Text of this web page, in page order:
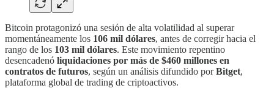
Bitcoin protagonizó una sesión de alta volatilidad al superar
momentáneamente los 106 mil dólares, antes de corregir hacia el
rango de los 103 mil dólares. Este movimiento repentino
desencadenó liquidaciones por más de $460 millones en
contratos de futuros, según un análisis difundido porBitget,
plataforma global de trading de criptoactivos.